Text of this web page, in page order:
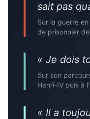
sait pas
Sur la guerre
de prisonnier
« Je dois
Sur son
Henri-IV puis à
« Il a